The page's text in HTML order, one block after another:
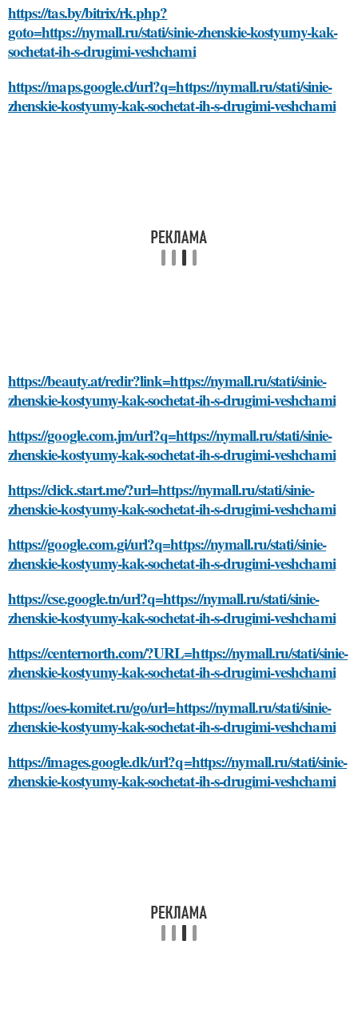
https://tas.by/bitrix/rk.php?
goto=https://nymall.ru/stati/sinie-zhenskie-kostyumy-kak-
sochetat-ih-s-drugimi-veshchami
https://maps.google.cl/url?q=https://nymall.ru/stati/sinie-
zhenskie-kostyumy-kak-sochetat-ih-s-drugimi-veshchami
https://beauty.at/redir?link=https://nymall.ru/stati/sinie-
zhenskie-kostyumy-kak-sochetat-ih-s-drugimi-veshchami
https://google.com.jm/url?q=https://nymall.ru/stati/sinie-
zhenskie-kostyumy-kak-sochetat-ih-s-drugimi-veshchami
https://click.start.me/?url=https://nymall.ru/stati/sinie-
zhenskie-kostyumy-kak-sochetat-ih-s-drugimi-veshchami
https://google.com.gi/url?q=https://nymall.ru/stati/sinie-
zhenskie-kostyumy-kak-sochetat-ih-s-drugimi-veshchami
https://cse.google.tn/url?q=https://nymall.ru/stati/sinie-
zhenskie-kostyumy-kak-sochetat-ih-s-drugimi-veshchami
https://centernorth.com/?URL=https://nymall.ru/stati/sinie-
zhenskie-kostyumy-kak-sochetat-ih-s-drugimi-veshchami
https://oes-komitet.ru/go/url=https://nymall.ru/stati/sinie-
zhenskie-kostyumy-kak-sochetat-ih-s-drugimi-veshchami
https://images.google.dk/url?q=https://nymall.ru/stati/sinie-
zhenskie-kostyumy-kak-sochetat-ih-s-drugimi-veshchami